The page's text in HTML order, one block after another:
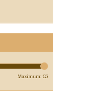
Maximum: €5